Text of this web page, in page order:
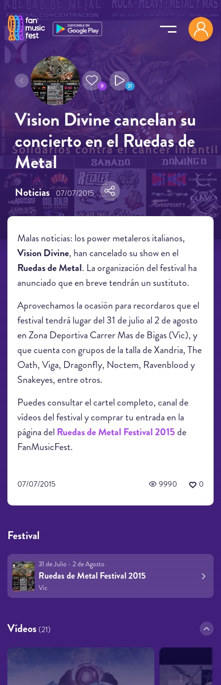
0 21
Noticias 07/07/2015
Vision Divine cancelan su
concierto en el Ruedas de
Metal
Malas noticias: los power metaleros italianos,
Vision Divine, han cancelado su show en el
Ruedas de Metal. La organización del festival ha
anunciado que en breve tendrán un sustituto.
Aprovechamos la ocasión para recordaros que el
festival tendrá lugar del 31 de julio al 2 de agosto
en Zona Deportiva Carrer Mas de Bigas (Vic), y
que cuenta con grupos de la talla de Xandria, The
Oath, Viga, Dragonfly, Noctem, Ravenblood y
Snakeyes, entre otros.
Puedes consultar el cartel completo, canal de
vídeos del festival y comprar tu entrada en la
página del Ruedas de Metal Festival 2015 de
FanMusicFest.
07/07/2015 9990 0
Festival
31 de Julio - 2 de Agosto
Ruedas de Metal Festival 2015
Vic
Vídeos (21)